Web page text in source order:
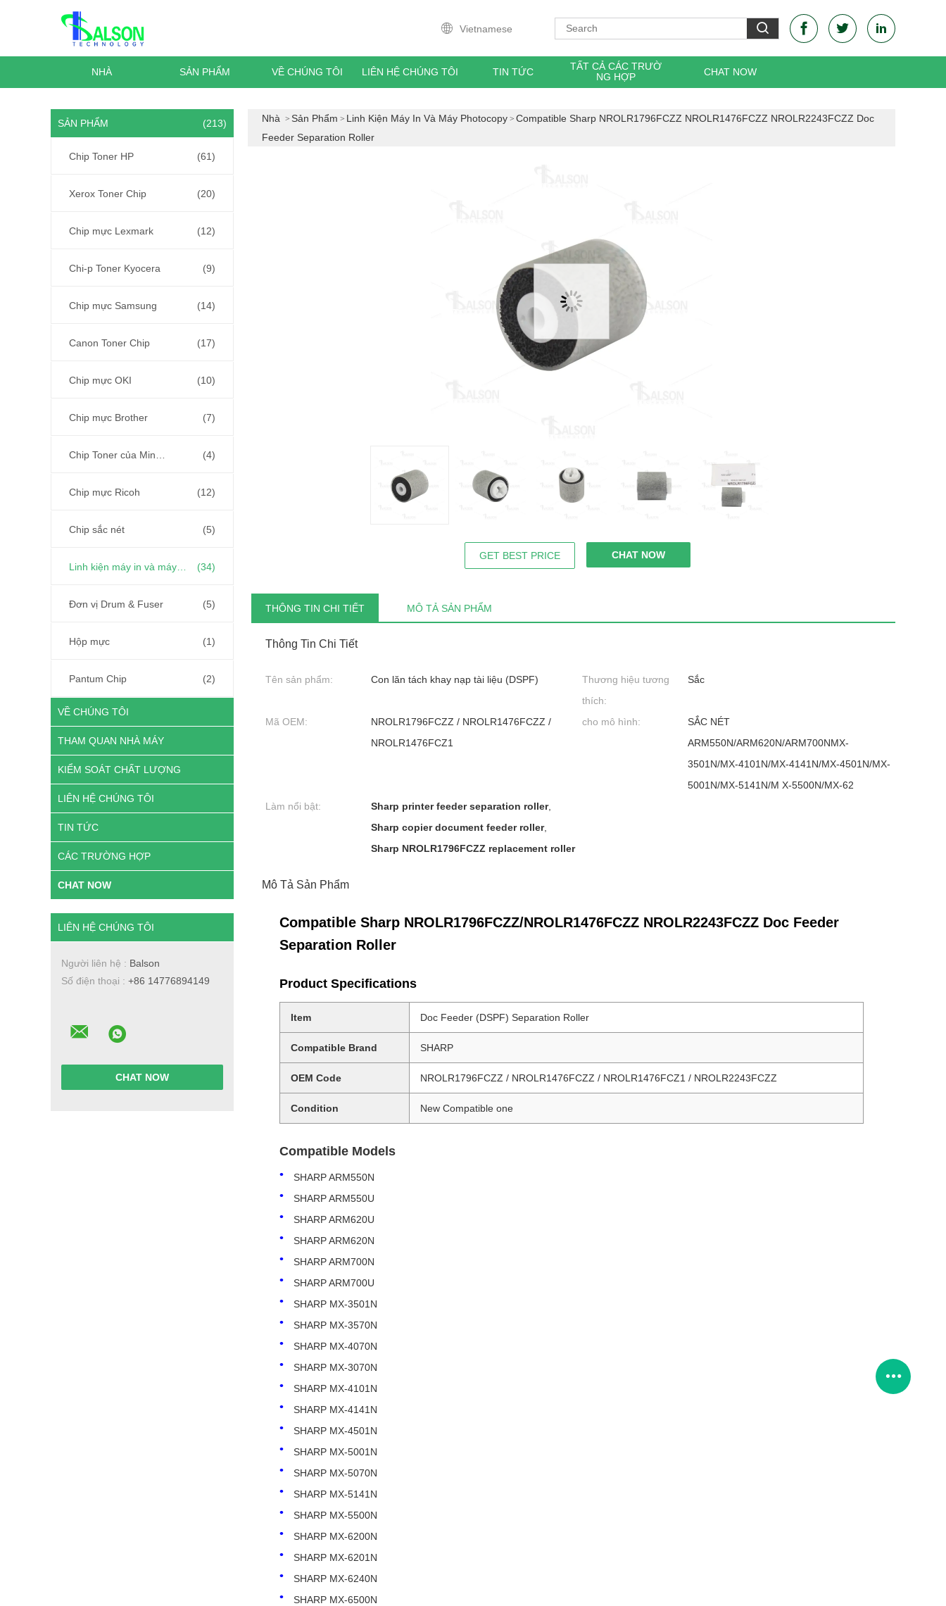
Vietnamese
NHÀ SẢN PHẨM VỀ CHÚNG TÔI LIÊN HỆ CHÚNG TÔI TIN TỨC
TẤT CẢ CÁC TRƯỜ
NG HỢP
CHAT NOW
SẢN PHẨM (213)
Chip Toner HP (61)
Xerox Toner Chip (20)
Chip mực Lexmark (12)
Chi-p Toner Kyocera (9)
Chip mực Samsung (14)
Canon Toner Chip (17)
Chip mực OKI (10)
Chip mực Brother (7)
(4)
Chip mực Ricoh (12)
Chip sắc nét (5)
(34)
Đơn vị Drum & Fuser (5)
Hộp mực (1)
Pantum Chip (2)
VỀ CHÚNG TÔI
THAM QUAN NHÀ MÁY
KIỂM SOÁT CHẤT LƯỢNG
LIÊN HỆ CHÚNG TÔI
TIN TỨC
CÁC TRƯỜNG HỢP
CHAT NOW
LIÊN HỆ CHÚNG TÔI
Người liên hệ : Balson
Số điện thoại : +86 14776894149
CHAT NOW
Nhà Sản Phẩm Linh Kiện Máy In Và Máy Photocopy
Compatible Sharp NROLR1796FCZZ NROLR1476FCZZ NROLR2243FCZZ Doc
Feeder Separation Roller
GET BEST PRICE CHAT NOW
THÔNG TIN CHI TIẾT MÔ TẢ SẢN PHẨM
Thông Tin Chi Tiết
Tên sản phẩm: Con lăn tách khay nạp tài liệu (DSPF)
Thương hiệu tương
thích:
Sắc
Mã OEM:
NROLR1796FCZZ / NROLR1476FCZZ /
NROLR1476FCZ1
cho mô hình:
SẮC NÉT
ARM550N/ARM620N/ARM700NMX-
3501N/MX-4101N/MX-4141N/MX-4501N/MX-
5001N/MX-5141N/M X-5500N/MX-62
Làm nổi bật:
Sharp printer feeder separation roller,
Sharp copier document feeder roller,
Sharp NROLR1796FCZZ replacement roller
Mô Tả Sản Phẩm
Compatible Sharp NROLR1796FCZZ/NROLR1476FCZZ NROLR2243FCZZ Doc Feeder
Separation Roller
Product Specifications
Item Doc Feeder (DSPF) Separation Roller
Compatible Brand SHARP
OEM Code NROLR1796FCZZ / NROLR1476FCZZ / NROLR1476FCZ1 / NROLR2243FCZZ
Condition New Compatible one
Compatible Models
SHARP ARM550N
SHARP ARM550U
SHARP ARM620U
SHARP ARM620N
SHARP ARM700N
SHARP ARM700U
SHARP MX-3501N
SHARP MX-3570N
SHARP MX-4070N
SHARP MX-3070N
SHARP MX-4101N
SHARP MX-4141N
SHARP MX-4501N
SHARP MX-5001N
SHARP MX-5070N
SHARP MX-5141N
SHARP MX-5500N
SHARP MX-6200N
SHARP MX-6201N
SHARP MX-6240N
SHARP MX-6500N